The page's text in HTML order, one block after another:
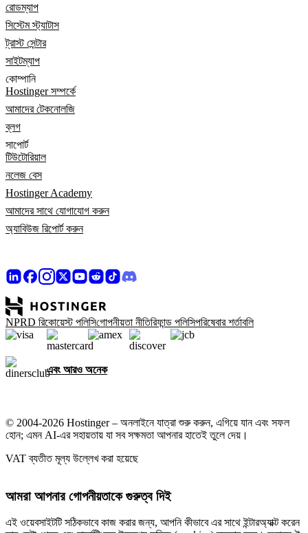
রোডম্যাপ
সিস্টেম স্ট্যাটাস
ট্রাস্ট সেন্টার
সাইটম্যাপ
কোম্পানি
Hostinger সম্পর্কে
আমাদের টেকনোলজি
ব্লগ
সাপোর্ট
টিউটোরিয়াল
নলেজ বেস
Hostinger Academy
আমাদের সাথে যোগাযোগ করুন
অ্যাবিউজ রিপোর্ট করুন
NPRD রিকোয়েস্ট পলিসিগোপনীয়তা নীতিরিফান্ড পলিসিপরিষেবার শর্তাবলি
এবং আরও অনেক
© 2004-2026 Hostinger – অনলাইনে যাত্রা শুরু করুন, এগিয়ে যান এবং সফল
হোন; এমন AI-এর সহায়তায় যা সব সক্ষমতা আপনার হাতেই তুলে দেয়।
VAT ব্যতীত মূল্য উল্লেখ করা হয়েছে
আমরা আপনার গোপনীয়তাকে গুরুত্ব দিই
এই ওয়েবসাইটটি সঠিকভাবে কাজ করার জন্য, আপনি কীভাবে এর সাথে ইন্টারঅ্যাক্ট করেন